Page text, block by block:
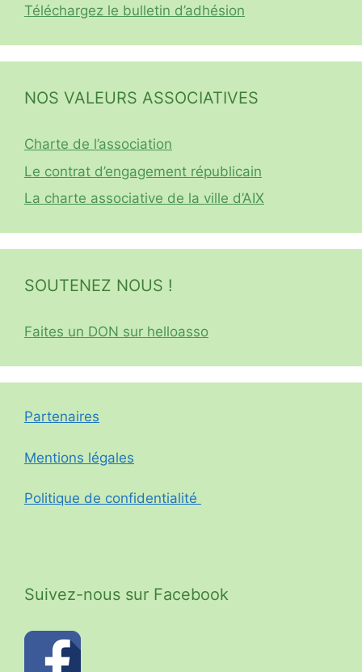
Téléchargez le bulletin d’adhésion
NOS VALEURS ASSOCIATIVES
Charte de l’association
Le contrat d’engagement républicain
La charte associative de la ville d’AIX
SOUTENEZ NOUS !
Faites un DON sur helloasso
Partenaires
Mentions légales
Politique de confidentialité
Suivez-nous sur Facebook